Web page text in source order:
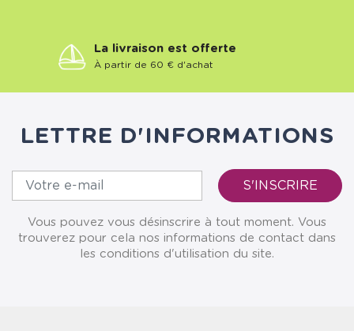
La livraison est offerte
À partir de 60 € d'achat
LETTRE D'INFORMATIONS
Vous pouvez vous désinscrire à tout moment. Vous
trouverez pour cela nos informations de contact dans
les conditions d'utilisation du site.